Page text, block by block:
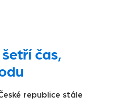
čas,
republice stále